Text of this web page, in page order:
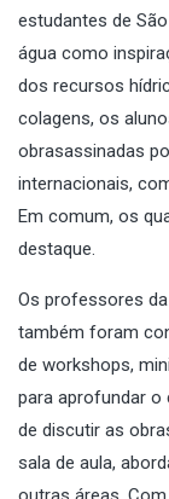
estudantes de
água como
dos recursos
colagens, os
obrasassinadas
internacionais,
Em comum, os
destaque.
Os professores
também foram
de workshops,
para aprofundar
de discutir as
sala de aula,